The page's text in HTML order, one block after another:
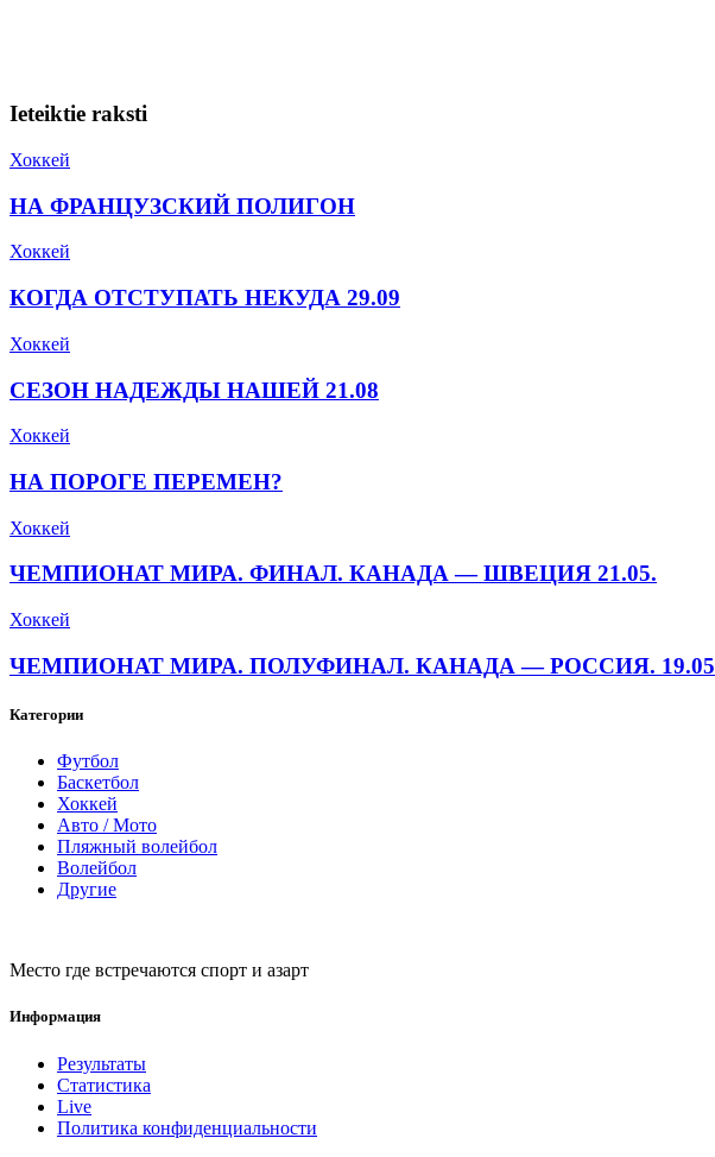
Ieteiktie raksti
Хоккей
НА ФРАНЦУЗСКИЙ ПОЛИГОН
Хоккей
КОГДА ОТСТУПАТЬ НЕКУДА 29.09
Хоккей
СЕЗОН НАДЕЖДЫ НАШЕЙ 21.08
Хоккей
НА ПОРОГЕ ПЕРЕМЕН?
Хоккей
ЧЕМПИОНАТ МИРА. ФИНАЛ. КАНАДА — ШВЕЦИЯ 21.05.
Хоккей
ЧЕМПИОНАТ МИРА. ПОЛУФИНАЛ. КАНАДА — РОССИЯ. 19.05
Категории
Футбол
Баскетбол
Хоккей
Авто / Мото
Пляжный волейбол
Волейбол
Другие
Место где встречаются спорт и азарт
Информация
Результаты
Статистика
Live
Политика конфиденциальности